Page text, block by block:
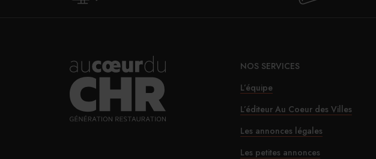
NOS SERVICES
L’équipe
L’éditeur Au Coeur des Villes
Les annonces légales
Les petites annonces